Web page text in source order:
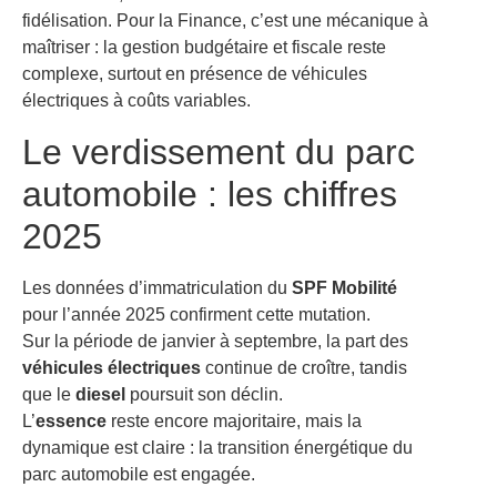
fidélisation. Pour la Finance, c’est une mécanique à
maîtriser : la gestion budgétaire et fiscale reste
complexe, surtout en présence de véhicules
électriques à coûts variables.
Le verdissement du parc
automobile : les chiffres
2025
Les données d’immatriculation du SPF Mobilité
pour l’année 2025 confirment cette mutation.
Sur la période de janvier à septembre, la part des
véhicules électriques continue de croître, tandis
que le diesel poursuit son déclin.
L’essence reste encore majoritaire, mais la
dynamique est claire : la transition énergétique du
parc automobile est engagée.